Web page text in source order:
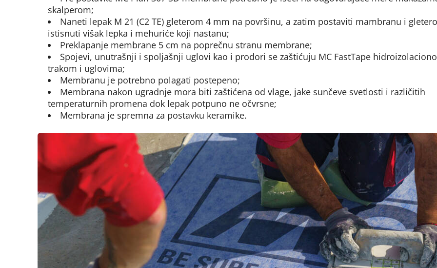
skalperom;
Naneti lepak M 21 (C2 TE) gleterom 4 mm na površinu, a zatim postaviti mambranu i
istisnuti višak lepka i mehuriće koji nastanu;
Preklapanje membrane 5 cm na poprečnu stranu membrane;
Spojevi, unutrašnji i spoljašnji uglovi kao i prodori se zaštićuju MC FastTape
trakom i uglovima;
Membranu je potrebno polagati postepeno;
Membrana nakon ugradnje mora biti zaštićena od vlage, jake sunčeve svetlosti i različitih
temperaturnih promena dok lepak potpuno ne očvrsne;
Membrana je spremna za postavku keramike.